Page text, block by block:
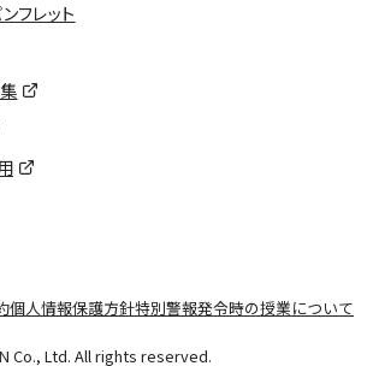
フレット
個人情報保護方針特別警報発令時の授業について
Co., Ltd. All rights reserved.